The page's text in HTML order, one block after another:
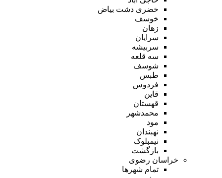
خضری دشت بیاض
خوسف
زهان
سرایان
سربیشه
سه قلعه
شوسف
طبس
فردوس
قاین
قهستان
محمدشهر
مود
نهبندان
نیمبلوک
بازگشت
خراسان رضوی
تمام شهر‌ها